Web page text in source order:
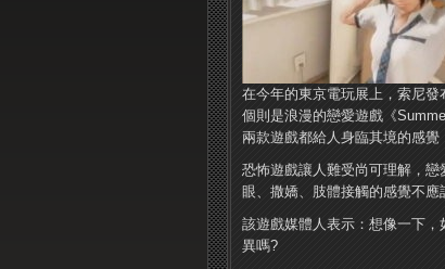
在今年的東京電玩展上，索尼
個則是浪漫的戀愛遊戲《
兩款遊戲都給人身臨其境的感覺
恐怖遊戲讓人難受尚可理解，
眼、撒嬌、肢體接觸的感覺不應
該遊戲媒體人表示：想像一下
異嗎?